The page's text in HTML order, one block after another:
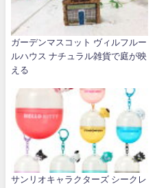
ガーデンマスコット ヴィルフルー
ルハウス ナチュラル雑貨で庭が映
える
サンリオキャラクターズ シークレ